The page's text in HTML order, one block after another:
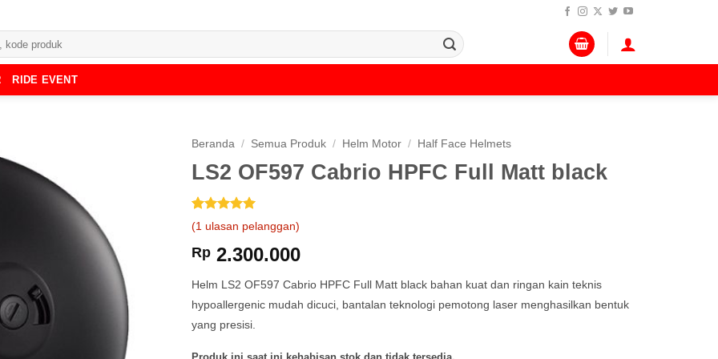
RIDE EVENT
Beranda / Semua Produk / Helm Motor / Half Face Helmets
LS2 OF597 Cabrio HPFC Full Matt black
Peringkat5
dari 5
berdasarkan
1
penilaian
(1 ulasan pelanggan)
Rp 2.300.000
Helm LS2 OF597 Cabrio HPFC Full Matt black bahan kuat dan ringan kain teknis
hypoallergenic mudah dicuci, bantalan teknologi pemotong laser menghasilkan bentuk
yang presisi.